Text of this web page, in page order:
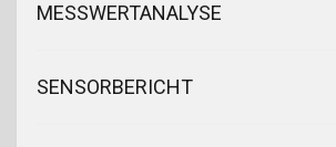
MESSWERTANALYSE
SENSORBERICHT